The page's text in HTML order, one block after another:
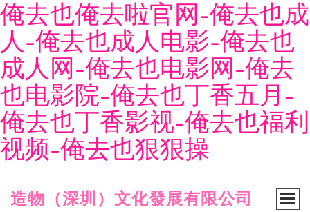
俺去也俺去啦官网-俺去也成
人-俺去也成人电影-俺去也
成人网-俺去也电影网-俺去
也电影院-俺去也丁香五月-
俺去也丁香影视-俺去也福利
视频-俺去也狠狠操
造物（深圳）文化發展有限公司